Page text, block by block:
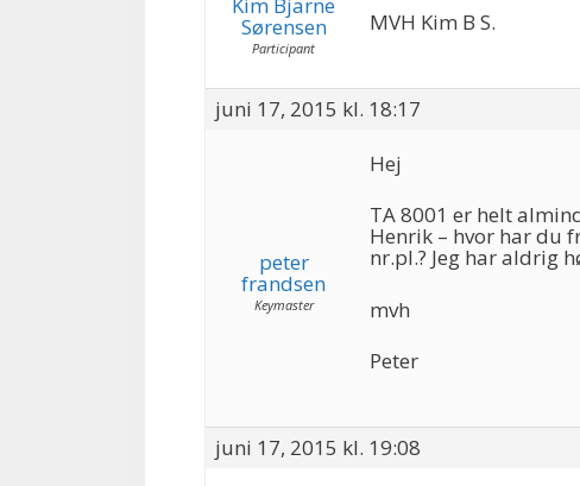
Sørensen
Participant
MVH Kim B S.
juni 17, 2015 kl. 18:17
peter
frandsen
Keymaster
Hej
TA 8001 er helt
Henrik – hvor har du
nr.pl.? Jeg har aldrig
mvh
Peter
juni 17, 2015 kl. 19:08